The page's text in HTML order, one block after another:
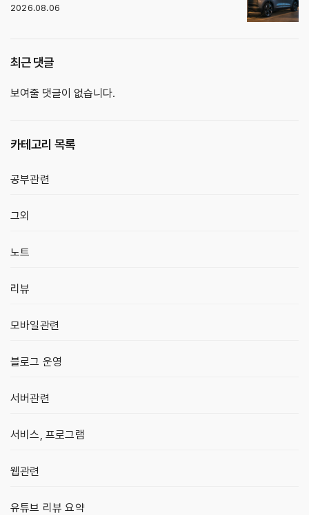
2026.08.06
최근 댓글
보여줄 댓글이 없습니다.
카테고리 목록
공부관련
그외
노트
리뷰
모바일관련
블로그 운영
서버관련
서비스, 프로그램
웹관련
유튜브 리뷰 요약